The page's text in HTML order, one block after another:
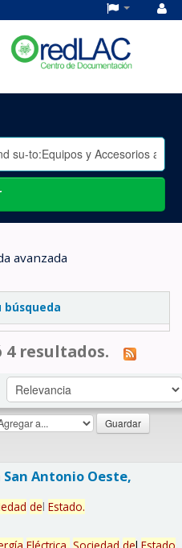
avanzada
búsqueda
4 resultados.
Antonio Oeste,
del Estado.
Eléctrica, Sociedad del Estado,